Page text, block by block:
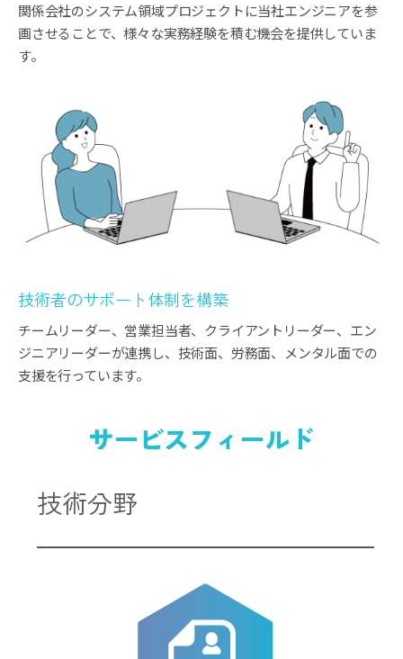
関係会社のシステム領域プロジェクトに当社エンジニアを参
画させることで、様々な実務経験を積む機会を提供していま
す。
技術者のサポート体制を構築
チームリーダー、営業担当者、クライアントリーダー、エン
ジニアリーダーが連携し、技術面、労務面、メンタル面での
支援を行っています。
サービスフィールド
技術分野